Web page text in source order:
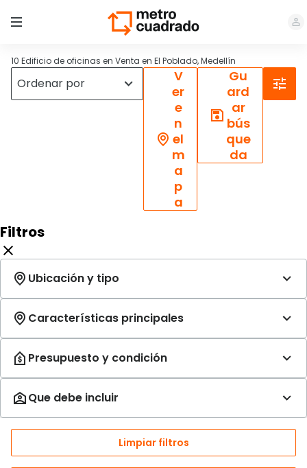
10 Edificio de oficinas en Venta en El Poblado, Medellín
V
er
e
n
el
m
a
p
a
Gu
ard
ar
bús
que
da
Filtros
Limpiar filtros